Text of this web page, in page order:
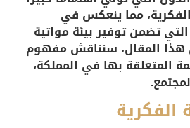
مما ينعكس في
تضمن توفير بيئة مواتية
هذا المقال، سنناقش مفهوم
المتعلقة بها في المملكة،